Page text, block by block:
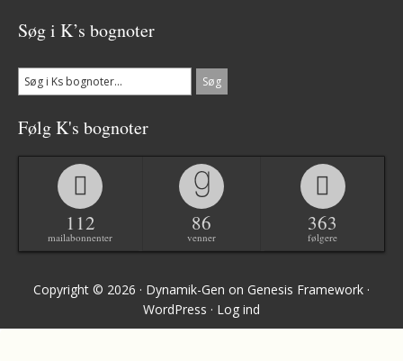
Søg i K’s bognoter
Følg K's bognoter
112
mailabonnenter
86
venner
363
følgere
Copyright © 2026 · Dynamik-Gen on Genesis Framework ·
WordPress · Log ind